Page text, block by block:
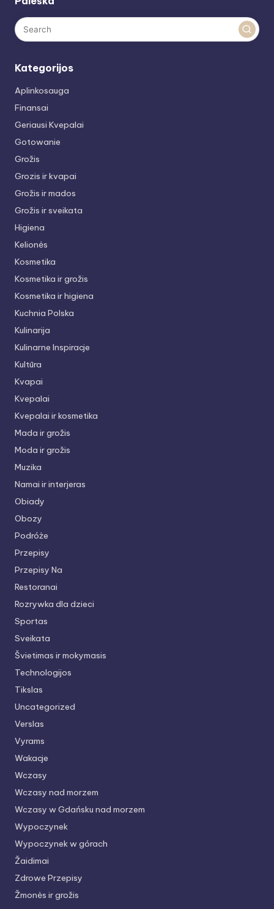
Kategorijos
Aplinkosauga
Finansai
Geriausi Kvepalai
Gotowanie
Grožis
Grozis ir kvapai
Grožis ir mados
Grožis ir sveikata
Higiena
Kelionės
Kosmetika
Kosmetika ir grožis
Kosmetika ir higiena
Kuchnia Polska
Kulinarija
Kulinarne Inspiracje
Kultūra
Kvapai
Kvepalai
Kvepalai ir kosmetika
Mada ir grožis
Moda ir grožis
Muzika
Namai ir interjeras
Obiady
Obozy
Podróże
Przepisy
Przepisy Na
Restoranai
Rozrywka dla dzieci
Sportas
Sveikata
Švietimas ir mokymasis
Technologijos
Tikslas
Uncategorized
Verslas
Vyrams
Wakacje
Wczasy
Wczasy nad morzem
Wczasy w Gdańsku nad morzem
Wypoczynek
Wypoczynek w górach
Žaidimai
Zdrowe Przepisy
Žmonės ir grožis